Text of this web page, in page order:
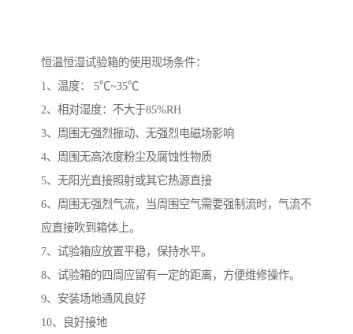
恒温恒湿试验箱的使用现场条件：
1、温度： 5℃~35℃
2、相对湿度：不大于85%RH
3、周围无强烈振动、无强烈电磁场影响
4、周围无高浓度粉尘及腐蚀性物质
5、无阳光直接照射或其它热源直接
6、周围无强烈气流，当周围空气需要强制流时，气流不
应直接吹到箱体上。
7、试验箱应放置平稳，保持水平。
8、试验箱的四周应留有一定的距离，方便维修操作。
9、安装场地通风良好
10、良好接地